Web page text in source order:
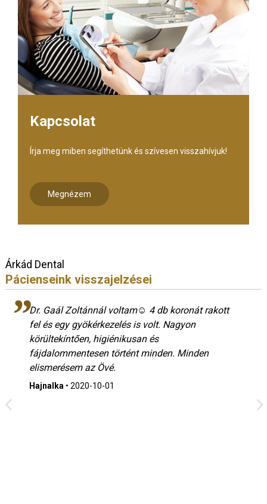
Kapcsolat
Írja meg miben segíthetünk és szívesen visszahívjuk!
Megnézem
Árkád Dental
Pácienseink visszajelzései
Dr. Gaál Zoltánnál voltam☺ 4 db koronát rakott
fel és egy gyökérkezelés is volt. Nagyon
körültekíntően, higiénikusan és
fájdalommentesen történt minden. Minden
elismerésem az Övé.
Hajnalka• 2020-10-01